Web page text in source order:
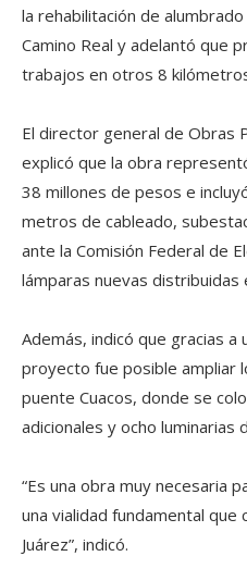
la rehabilitación de
Camino Real y adelantó que
trabajos en otros 8
El director general de Obras
explicó que la obra
38 millones de pesos e
metros de cableado,
ante la Comisión Federal de
lámparas nuevas
Además, indicó que gracias a
proyecto fue posible ampliar
puente Cuacos, donde se
adicionales y ocho luminarias
“Es una obra muy necesaria
una vialidad fundamental
Juárez”, indicó.